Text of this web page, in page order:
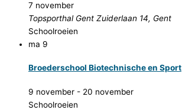
7 november
Topsporthal Gent Zuiderlaan 14, Gent
Schoolroeien
ma 9
Broederschool Biotechnische en Sport
9 november - 20 november
Schoolroeien